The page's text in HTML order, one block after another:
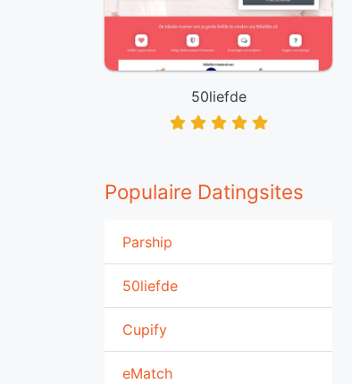
50liefde
Populaire Datingsites
Parship
50liefde
Cupify
eMatch